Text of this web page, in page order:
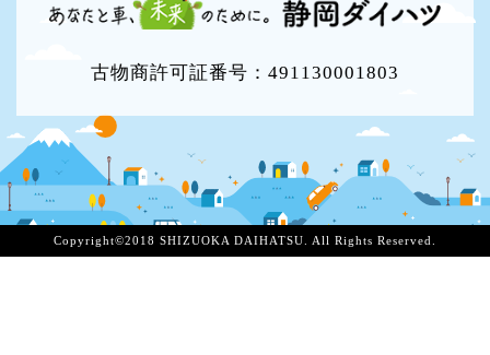
古物商許可証番号：491130001803
Copyright©2018 SHIZUOKA DAIHATSU. All Rights Reserved.